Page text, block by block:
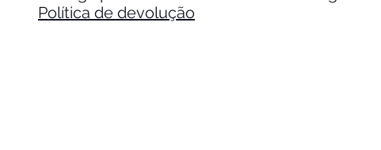
Política de devolução